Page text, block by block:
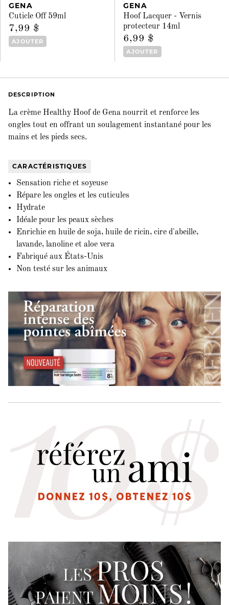
GENA
Cuticle Off 59ml
7,99 $
AJOUTER
GENA
Hoof Lacquer - Vernis
protecteur 14ml
6,99 $
AJOUTER
DESCRIPTION
La crème Healthy Hoof de Gena nourrit et renforce les
ongles tout en offrant un soulagement instantané pour les
mains et les pieds secs.
CARACTÉRISTIQUES
Sensation riche et soyeuse
Répare les ongles et les cuticules
Hydrate
Idéale pour les peaux sèches
Enrichie en huile de soja, huile de ricin, cire d'abeille,
lavande, lanoline et aloe vera
Fabriqué aux États-Unis
Non testé sur les animaux